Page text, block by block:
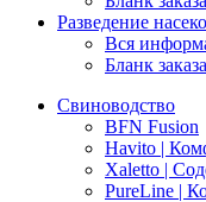
Разведение
Вся
Бланк
Свиноводство
BFN Fusion
Havito |
Xaletto |
PureLine |